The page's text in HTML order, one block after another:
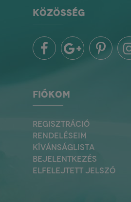
KÖZÖSSÉG
FIÓKOM
REGISZTRÁCIÓ
RENDELÉSEIM
KÍVÁNSÁGLISTA
BEJELENTKEZÉS
ELFELEJTETT JELSZÓ